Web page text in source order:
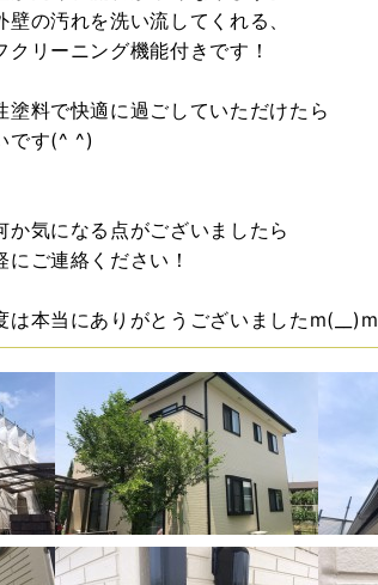
壁の汚れを洗い流してくれる、
クリーニング機能付きです！
塗料で快適に過ごしていただけたら
です(^ ^)
か気になる点がございましたら
にご連絡ください！
は本当にありがとうございましたm(__)m